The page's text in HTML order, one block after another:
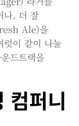
나, 더 잘
Ale)을
럿이 같이 나눌
드트랙을
컴퍼니